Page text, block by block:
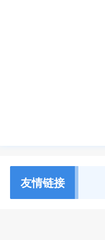
友情链接